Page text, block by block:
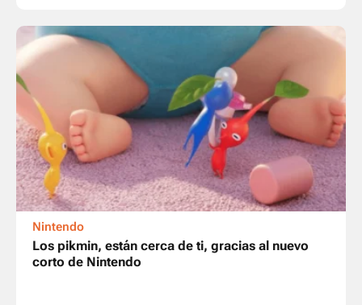
Nintendo
Los pikmin, están cerca de ti, gracias al nuevo
corto de Nintendo